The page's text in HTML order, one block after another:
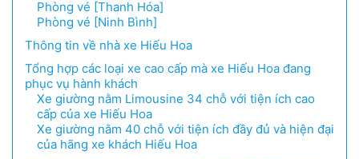
Phòng vé [Thanh Hóa]
Phòng vé [Ninh Bình]
Thông tin về nhà xe Hiếu Hoa
Tổng hợp các loại xe cao cấp mà xe Hiếu Hoa đang
phục vụ hành khách
Xe giường nằm Limousine 34 chỗ với tiện ích cao
cấp của xe Hiếu Hoa
Xe giường nằm 40 chỗ với tiện ích đầy đủ và hiện đại
của hãng xe khách Hiếu Hoa